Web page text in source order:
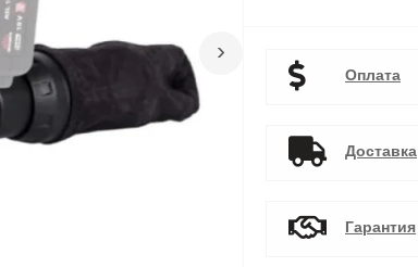
›
Оплата
Доставка
Гарантия